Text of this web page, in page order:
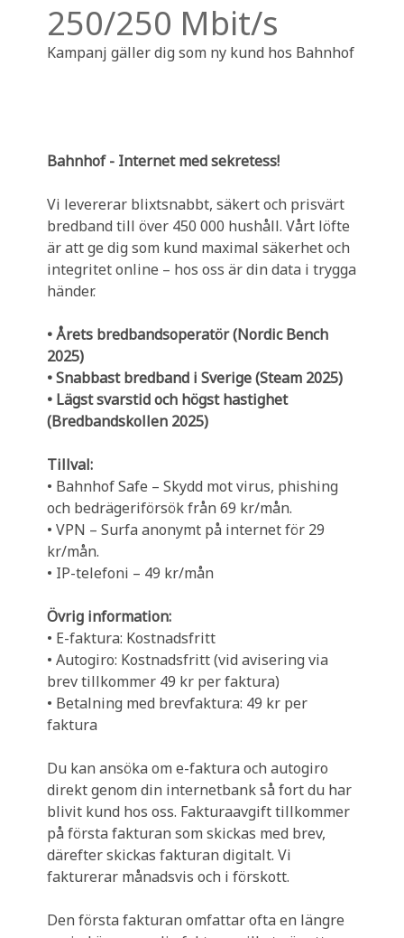
250/250 Mbit/s
Kampanj gäller dig som ny kund hos Bahnhof
Bahnhof - Internet med sekretess!
Vi levererar blixtsnabbt, säkert och prisvärt
bredband till över 450 000 hushåll. Vårt löfte
är att ge dig som kund maximal säkerhet och
integritet online – hos oss är din data i trygga
händer.
• Årets bredbandsoperatör (Nordic Bench
2025)
• Snabbast bredband i Sverige (Steam 2025)
• Lägst svarstid och högst hastighet
(Bredbandskollen 2025)
Tillval:
• Bahnhof Safe – Skydd mot virus, phishing
och bedrägeriförsök från 69 kr/mån.
• VPN – Surfa anonymt på internet för 29
kr/mån.
• IP-telefoni – 49 kr/mån
Övrig information:
• E-faktura: Kostnadsfritt
• Autogiro: Kostnadsfritt (vid avisering via
brev tillkommer 49 kr per faktura)
• Betalning med brevfaktura: 49 kr per
faktura
Du kan ansöka om e-faktura och autogiro
direkt genom din internetbank så fort du har
blivit kund hos oss. Fakturaavgift tillkommer
på första fakturan som skickas med brev,
därefter skickas fakturan digitalt. Vi
fakturerar månadsvis och i förskott.
Den första fakturan omfattar ofta en längre